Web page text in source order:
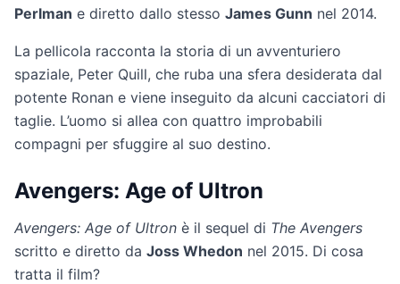
Perlman e diretto dallo stesso James Gunn nel 2014.
La pellicola racconta la storia di un avventuriero
spaziale, Peter Quill, che ruba una sfera desiderata dal
potente Ronan e viene inseguito da alcuni cacciatori di
taglie. L’uomo si allea con quattro improbabili
compagni per sfuggire al suo destino.
Avengers: Age of Ultron
Avengers: Age of Ultron è il sequel di The Avengers
scritto e diretto da Joss Whedon nel 2015. Di cosa
tratta il film?